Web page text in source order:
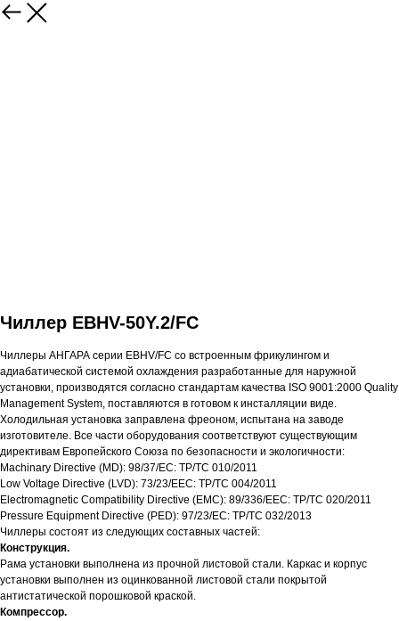
Чиллер EBHV-50Y.2/FC
Чиллеры АНГАРА серии EBHV/FC со встроенным фрикулингом и
адиабатической системой охлаждения разработанные для наружной
установки, производятся согласно стандартам качества ISO 9001:2000 Quality
Management System, поставляются в готовом к инсталляции виде.
Холодильная установка заправлена фреоном, испытана на заводе
изготовителе. Все части оборудования соответствуют существующим
директивам Европейского Союза по безопасности и экологичности:
Machinary Directive (MD): 98/37/EC: ТР/ТС 010/2011
Low Voltage Directive (LVD): 73/23/EEC: ТР/ТС 004/2011
Electromagnetic Compatibility Directive (EMC): 89/336/EEC: ТР/ТС 020/2011
Pressure Equipment Directive (PED): 97/23/EC: ТР/ТС 032/2013
Чиллеры состоят из следующих составных частей:
Конструкция.
Рама установки выполнена из прочной листовой стали. Каркас и корпус
установки выполнен из оцинкованной листовой стали покрытой
антистатической порошковой краской.
Компрессор.